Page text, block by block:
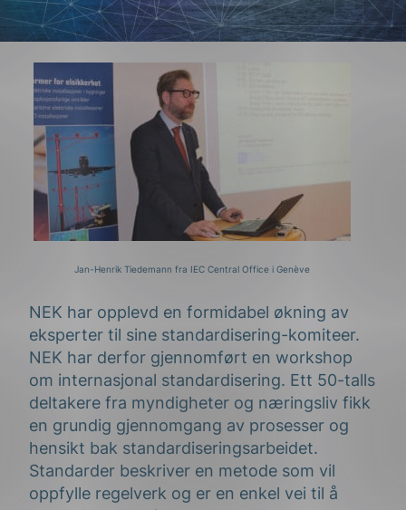
Jan-Henrik Tiedemann fra IEC Central Office i Genève
NEK har opplevd en formidabel økning av
eksperter til sine standardisering-komiteer.
NEK har derfor gjennomført en workshop
om internasjonal standardisering. Ett 50-talls
deltakere fra myndigheter og næringsliv fikk
en grundig gjennomgang av prosesser og
hensikt bak standardiseringsarbeidet.
Standarder beskriver en metode som vil
oppfylle regelverk og er en enkel vei til å